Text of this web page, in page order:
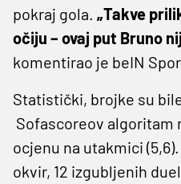
pokraj gola. „Takve
očiju – ovaj put Bruno
komentirao je beIN
Statistički, brojke su
Sofascoreov algoritam
ocjenu na utakmici
okvir, 12 izgubljenih